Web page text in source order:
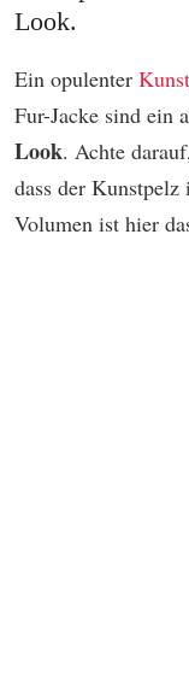
Look.
Ein opulenter
Fur-Jacke sind ein
Look. Achte
dass der
Volumen ist hier